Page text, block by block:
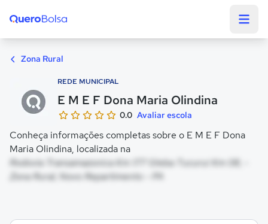
Zona Rural
REDE MUNICIPAL
E M E F Dona Maria Olindina
0.0 Avaliar escola
Conheça informações completas sobre o E M E F Dona
Maria Olindina, localizada na
Rodovia Transamazonica Km 177 Gleba Tucurui Km 08, -
Zona Rural, Novo Repartimento - PA